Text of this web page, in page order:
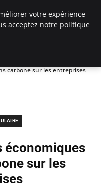
carbone sur les entreprises
économiques
sur les
votre expérience
acceptez notre politique